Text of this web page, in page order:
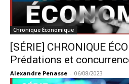
Chronique Économique
[SÉRIE] CHRONIQUE
Prédations et
Alexandre Penasse - 06/08/2023